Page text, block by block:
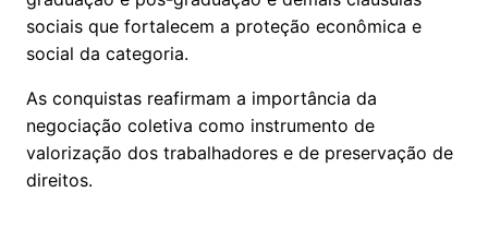
sociais que fortalecem a proteção econômica e
social da categoria.
As conquistas reafirmam a importância da
negociação coletiva como instrumento de
valorização dos trabalhadores e de preservação de
direitos.